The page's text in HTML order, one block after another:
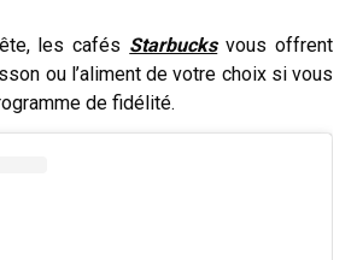
les cafés Starbucksvous offrent
ou l’aliment de votre choix si vous
de fidélité.